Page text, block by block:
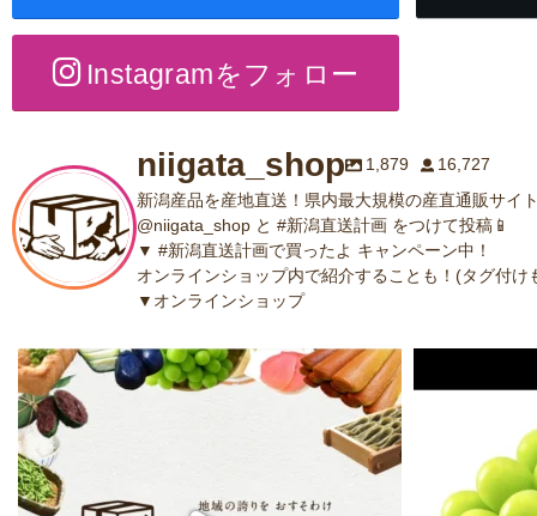
Instagramをフォロー
niigata_shop 1,879
16,727
新潟産品を産地直送！県内最大規模の産直通販サイ
@niigata_shop と #新潟直送計画 をつけて投稿📱
▼ #新潟直送計画で買ったよ キャンペーン中！
オンラインショップ内で紹介することも！(タグ付け
▼オンラインショップ